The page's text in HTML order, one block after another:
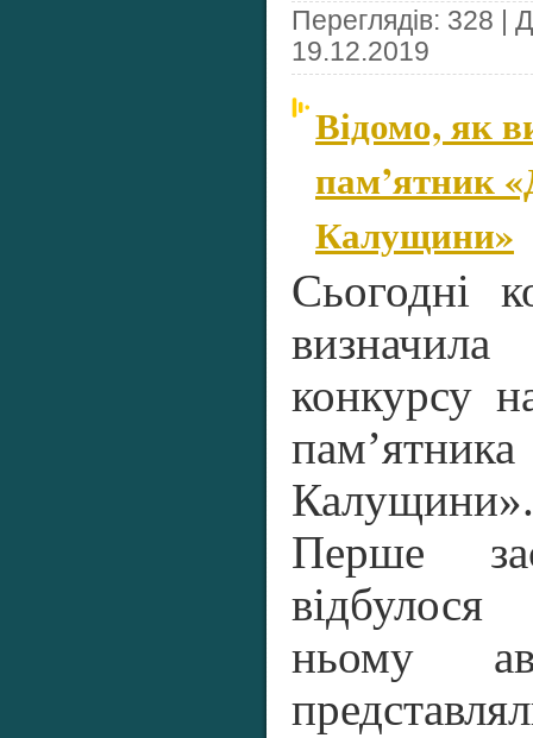
Переглядів: 328 |
19.12.2019
Відомо, як
пам’ятник
Калущини»
Сьогодні
конкурсу
Калущини».
Перше
ньому